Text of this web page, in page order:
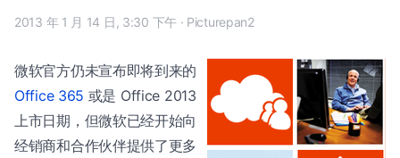
2013 年 1 月 14 日, 3:30 下午 · Picturepan2
微软官方仍未宣布即将到来的
Office 365 或是 Office 2013
上市日期，但微软已经开始向
经销商和合作伙伴提供了更多